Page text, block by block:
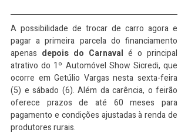
A possibilidade de trocar de carro agora e
pagar a primeira parcela do financiamento
apenas depois do Carnaval é o principal
atrativo do 1º Automóvel Show Sicredi, que
ocorre em Getúlio Vargas nesta sexta-feira
(5) e sábado (6). Além da carência, o feirão
oferece prazos de até 60 meses para
pagamento e condições ajustadas à renda de
produtores rurais.